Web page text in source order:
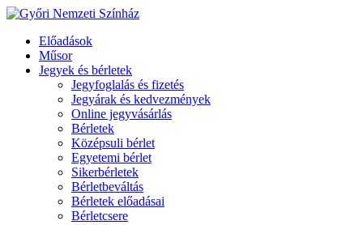
Előadások
Műsor
Jegyek és bérletek
Jegyfoglalás és fizetés
Jegyárak és kedvezmények
Online jegyvásárlás
Bérletek
Középsuli bérlet
Egyetemi bérlet
Sikerbérletek
Bérletbeváltás
Bérletek előadásai
Bérletcsere